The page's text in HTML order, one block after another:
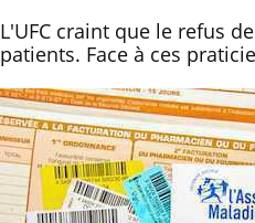
L'UFC craint que le refus
patients. Face à ces